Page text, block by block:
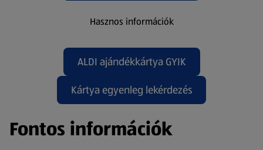
Hasznos információk
ALDI ajándékkártya GYIK
Kártya egyenleg lekérdezés
(új oldalon nyílik meg)
Fontos információk